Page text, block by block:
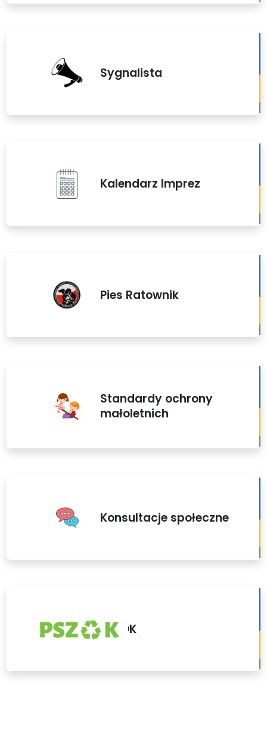
Sygnalista
Kalendarz Imprez
Pies Ratownik
Standardy ochrony
małoletnich
Konsultacje społeczne
PSZOK